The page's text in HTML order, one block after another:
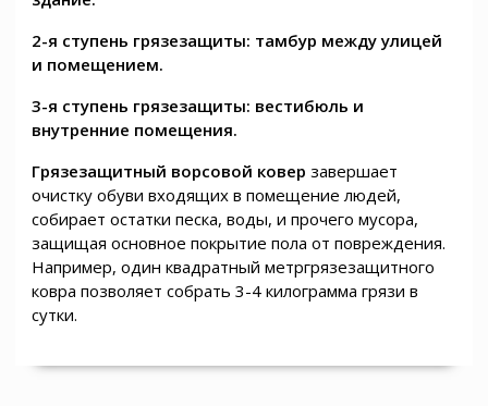
2-я ступень грязезащиты: тамбур между улицей
и помещением.
3-я ступень грязезащиты: вестибюль и
внутренние помещения.
Грязезащитный ворсовой ковер завершает
очистку обуви входящих в помещение людей,
собирает остатки песка, воды, и прочего мусора,
защищая основное покрытие пола от повреждения.
Например, один квадратный метргрязезащитного
ковра позволяет собрать 3-4 килограмма грязи в
сутки.